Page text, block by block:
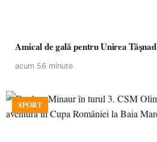
Amical de gală pentru Unirea Tășnad
acum 56 minute
SPORT